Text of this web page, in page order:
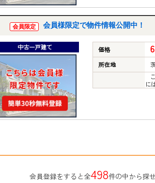
会員限定 会員様限定で物件情報公開中！
中古一戸建て 価格
所在地
に
会員登録をすると全498件の中から探せ